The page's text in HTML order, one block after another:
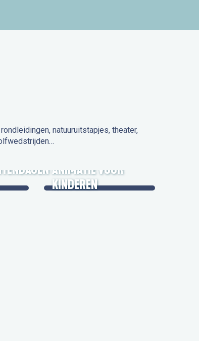
natuuruitstapjes, theater,
ANIMATIE VOOR
KINDEREN